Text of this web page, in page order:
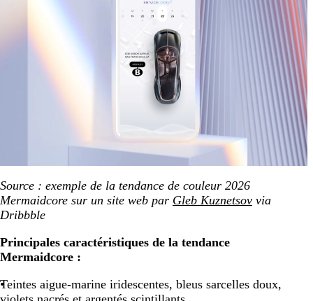
Source : exemple de la tendance de couleur 2026
Mermaidcore sur un site web par Gleb Kuznetsov via
Dribbble
Principales caractéristiques de la tendance
Mermaidcore :
Teintes aigue-marine iridescentes, bleus sarcelles doux,